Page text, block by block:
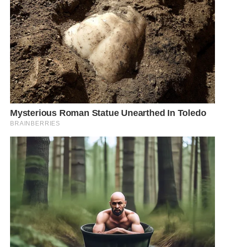
— А ти взагалі хто? Дружина чи що? Та яка ти жінка?
Наскільки мені відомо, ви не розписані. Мені Серьога сам
розповідав.
Марія слухала і не чула, про що говорила їй незнайомка,
вона не розуміла, що відбувається. Перед нею стояв її
чоловік, її рідний Сергій, і поводився дуже дивно. Раптово
в голові промайнула думка: «Я тут, мабуть, зайва. Боже, як
соромно»… Ковтаючи сльози, Марія, не бачачи перед
собою дороги, швидко попрямувала геть. Не було ні
ревнощів, ні образи, нічого, тільки якась порожнеча.
Але ж пішла лише в магазин по сіль і хліб.
Того дня чоловік удома так і не з’явився. Хоча Марія його
вже давно пробачила і прийняла, хай би тільки прийшов.
Тиждень вона знемагала, не знаючи, де шукати
недолугого чоловіка. До батьків його йти було якось
ніяково. А вони не особливо і шанували свою невістку,
навіть до дітей не дуже тягнулися. Все справи та справи.